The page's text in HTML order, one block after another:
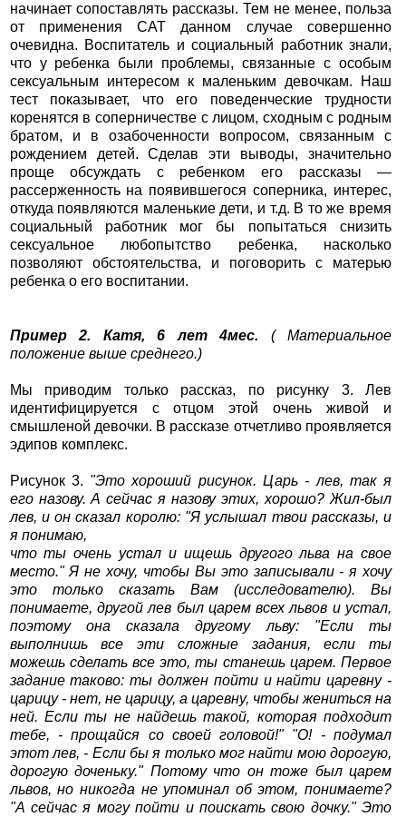
начинает сопоставлять рассказы. Тем не менее, польза
от применения САТ данном случае совершенно
очевидна. Воспитатель и социальный работник знали,
что у ребенка были проблемы, связанные с особым
сексуальным интересом к маленьким девочкам. Наш
тест показывает, что его поведенческие трудности
коренятся в соперничестве с лицом, сходным с родным
братом, и в озабоченности вопросом, связанным с
рождением детей. Сделав эти выводы, значительно
проще обсуждать с ребенком его рассказы —
рассерженность на появившегося соперника, интерес,
откуда появляются маленькие дети, и т.д. В то же время
социальный работник мог бы попытаться снизить
сексуальное любопытство ребенка, насколько
позволяют обстоятельства, и поговорить с матерью
ребенка о его воспитании.
Пример 2. Катя, 6 лет 4мес. ( Материальное
положение выше среднего.)
Мы приводим только рассказ, по рисунку 3. Лев
идентифицируется с отцом этой очень живой и
смышленой девочки. В рассказе отчетливо проявляется
эдипов комплекс.
Рисунок 3. "Это хороший рисунок. Царь - лев, так я
его назову. А сейчас я назову этих, хорошо? Жил-был
лев, и он сказал королю: "Я услышал твои рассказы, и
я понимаю,
что ты очень устал и ищешь другого льва на свое
место." Я не хочу, чтобы Вы это записывали - я хочу
это только сказать Вам (исследователю). Вы
понимаете, другой лев был царем всех львов и устал,
поэтому она сказала другому льву: "Если ты
выполнишь все эти сложные задания, если ты
можешь сделать все это, ты станешь царем. Первое
задание таково: ты должен пойти и найти царевну -
царицу - нет, не царицу, а царевну, чтобы жениться на
ней. Если ты не найдешь такой, которая подходит
тебе, - прощайся со своей головой!" "О! - подумал
этот лев, - Если бы я только мог найти мою дорогую,
дорогую доченьку." Потому что он тоже был царем
львов, но никогда не упоминал об этом, понимаете?
"А сейчас я могу пойти и поискать свою дочку." Это